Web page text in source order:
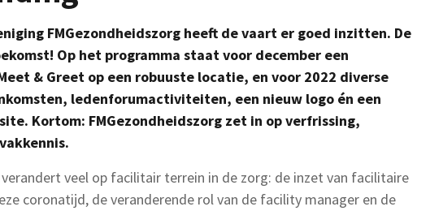
FMGezondheidszorg heeft de vaart er goed inzitten. De
Op het programma staat voor december een
& Greet op een robuuste locatie, en voor 2022 diverse
ledenforumactiviteiten, een nieuw logo én een
Kortom: FMGezondheidszorg zet in op verfrissing,
verandert veel op facilitair terrein in de zorg: de inzet van facilitaire
coronatijd, de veranderende rol van de facility manager en de